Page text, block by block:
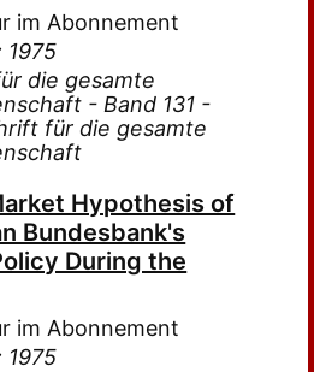
im Abonnement
1975
die gesamte
- Band 131 -
für die gesamte
Hypothesis of
Bundesbank's
During the
im Abonnement
1975